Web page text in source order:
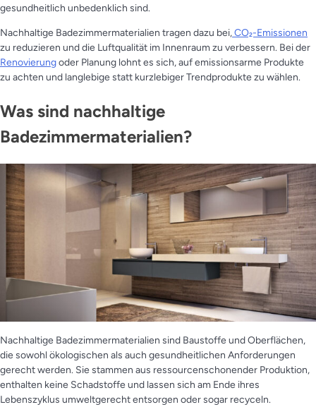
gesundheitlich unbedenklich sind.
Nachhaltige Badezimmermaterialien tragen dazu bei,CO₂-Emissionen
zu reduzieren und die Luftqualität im Innenraum zu verbessern. Bei der
Renovierungoder Planung lohnt es sich, auf emissionsarme Produkte
zu achten und langlebige statt kurzlebiger Trendprodukte zu wählen.
Was sind nachhaltige
Badezimmermaterialien?
Nachhaltige Badezimmermaterialien sind Baustoffe und Oberflächen,
die sowohl ökologischen als auch gesundheitlichen Anforderungen
gerecht werden. Sie stammen aus ressourcenschonender Produktion,
enthalten keine Schadstoffe und lassen sich am Ende ihres
Lebenszyklus umweltgerecht entsorgen oder sogar recyceln.